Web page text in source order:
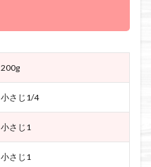
200g
小さじ1/4
小さじ1
小さじ1